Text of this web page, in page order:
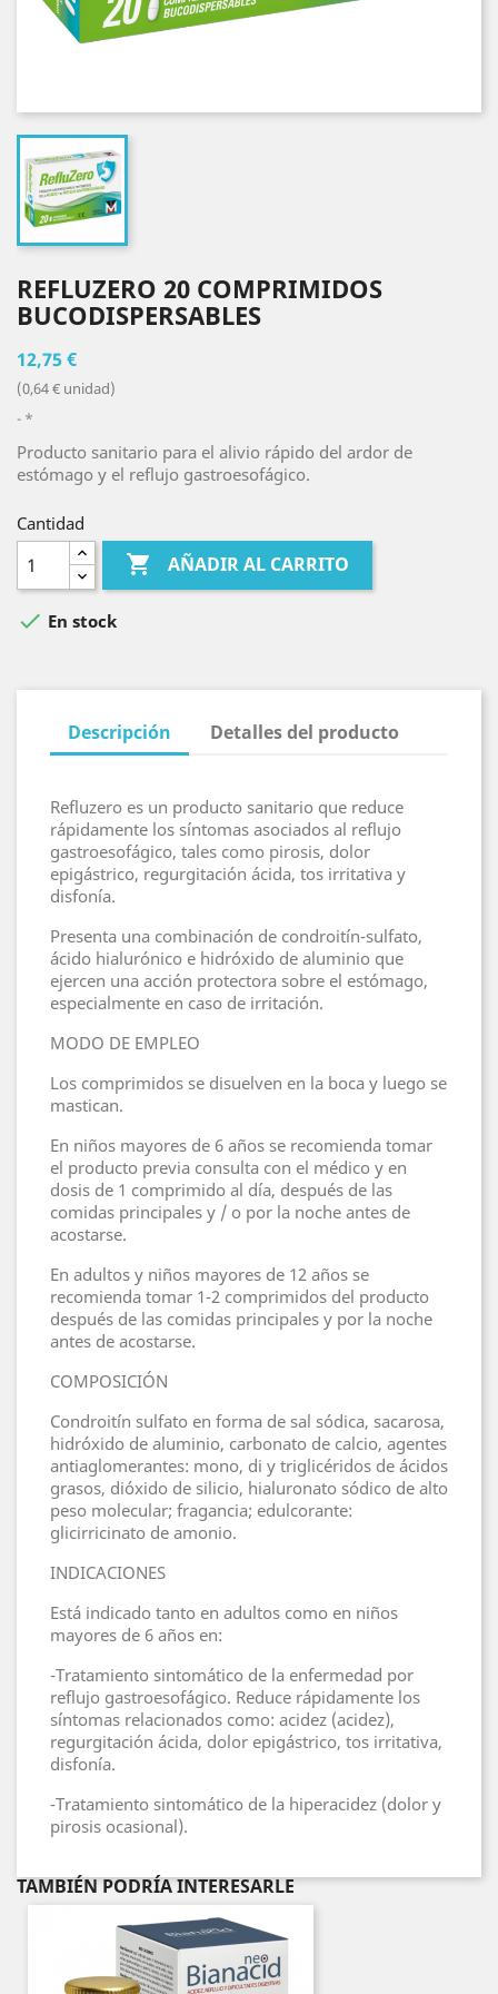
REFLUZERO 20 COMPRIMIDOS
BUCODISPERSABLES
12,75 €
(0,64 € unidad)
*
Producto sanitario para el alivio rápido del ardor de
estómago y el reflujo gastroesofágico.
Cantidad
 AÑADIR AL CARRITO
 En stock
Descripción Detalles del producto
Refluzero es un producto sanitario que reduce
rápidamente los síntomas asociados al reflujo
gastroesofágico, tales como pirosis, dolor
epigástrico, regurgitación ácida, tos irritativa y
disfonía.
Presenta una combinación de condroitín-sulfato,
ácido hialurónico e hidróxido de aluminio que
ejercen una acción protectora sobre el estómago,
especialmente en caso de irritación.
MODO DE EMPLEO
Los comprimidos se disuelven en la boca y luego se
mastican.
En niños mayores de 6 años se recomienda tomar
el producto previa consulta con el médico y en
dosis de 1 comprimido al día, después de las
comidas principales y / o por la noche antes de
acostarse.
En adultos y niños mayores de 12 años se
recomienda tomar 1-2 comprimidos del producto
después de las comidas principales y por la noche
antes de acostarse.
COMPOSICIÓN
Condroitín sulfato en forma de sal sódica, sacarosa,
hidróxido de aluminio, carbonato de calcio, agentes
antiaglomerantes: mono, di y triglicéridos de ácidos
grasos, dióxido de silicio, hialuronato sódico de alto
peso molecular; fragancia; edulcorante:
glicirricinato de amonio.
INDICACIONES
Está indicado tanto en adultos como en niños
mayores de 6 años en:
-Tratamiento sintomático de la enfermedad por
reflujo gastroesofágico. Reduce rápidamente los
síntomas relacionados como: acidez (acidez),
regurgitación ácida, dolor epigástrico, tos irritativa,
disfonía.
-Tratamiento sintomático de la hiperacidez (dolor y
pirosis ocasional).
TAMBIÉN PODRÍA INTERESARLE